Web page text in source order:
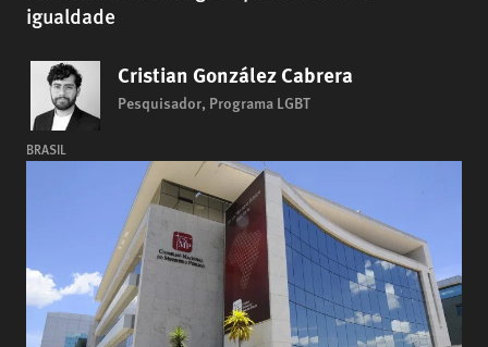
igualdade
Cristian González Cabrera
Pesquisador, Programa LGBT
BRASIL